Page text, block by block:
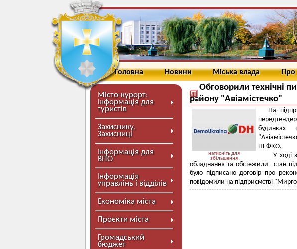
Головна Новини Міська влада Про
Місто-курорт:
інформація для
туристів
Захиснику,
Захисниці
Інформація для
ВПО
Інформація
управлінь і відділів
Економіка міста
Проєкти міста
Громадський
бюджет
Обговорили технічні
району "Авіамістечко"
натисніть для
збільшення
На
будинках
НЕФКО.
У ході
обладнання та обстежили стан
було підписано договір про
повідомили на підприємстві